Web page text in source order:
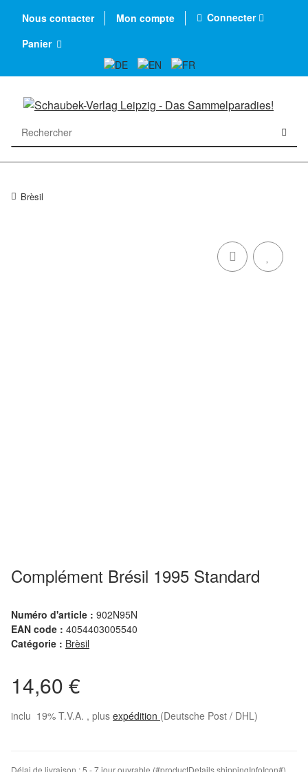
Nous contacter Mon compte
Connecter
Panier
Brèsil
Complément Brésil 1995 Standard
Numéro d'article : 902N95N
EAN code : 4054403005540
Catégorie : Brèsil
14,60 €
inclu 19% T.V.A. , plus expédition (Deutsche Post / DHL)